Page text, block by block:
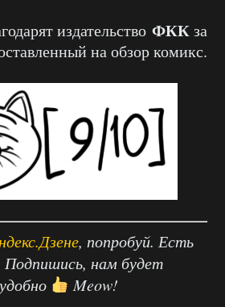
издательство ФККза
на обзор комикс.
, попробуй. Есть
Подпишись, нам будет
Meow!